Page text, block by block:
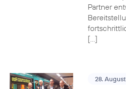
Partner
[…]
28.